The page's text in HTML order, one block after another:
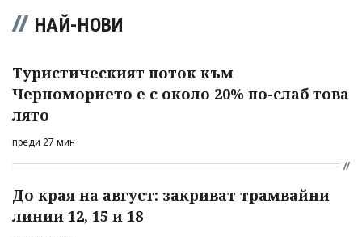
НАЙ-НОВИ
Туристическият поток към
Черноморието е с около 20% по-слаб това
лято
преди 27 мин
До края на август: закриват трамвайни
линии 12, 15 и 18